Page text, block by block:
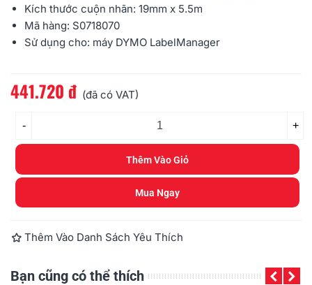
Kích thước cuộn nhãn: 19mm x 5.5m
Mã hàng: S0718070
Sử dụng cho: máy DYMO LabelManager
Đọc thêm
441.720 đ (đã có VAT)
- +
Thêm Vào Giỏ
Mua Ngay
Thêm Vào Danh Sách Yêu Thích
Bạn cũng có thể thích